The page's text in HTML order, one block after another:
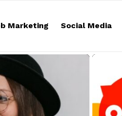
Marketing Social Media